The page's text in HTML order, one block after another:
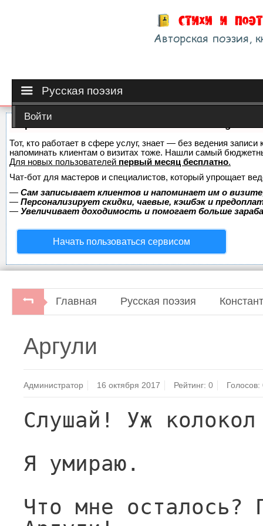
Русская поэзия
Войти
Тот, кто работает в сфере услуг, знает — без ведения
напоминать клиентам о визитах тоже. Нашли самый
Для новых пользователей первый месяц бесплатно.
Чат-бот для мастеров и специалистов, который упрощает
— Сам записывает клиентов и напоминает им о
— Персонализирует скидки, чаевые, кэшбэк и
— Увеличивает доходимость и помогает больше
Начать пользоваться сервисом
Главная Русская поэзия
Аргули
Администратор 16 октября 2017 Рейтинг:0 Голосов:
Слушай! Уж
Я умираю.
Что мне осталось?